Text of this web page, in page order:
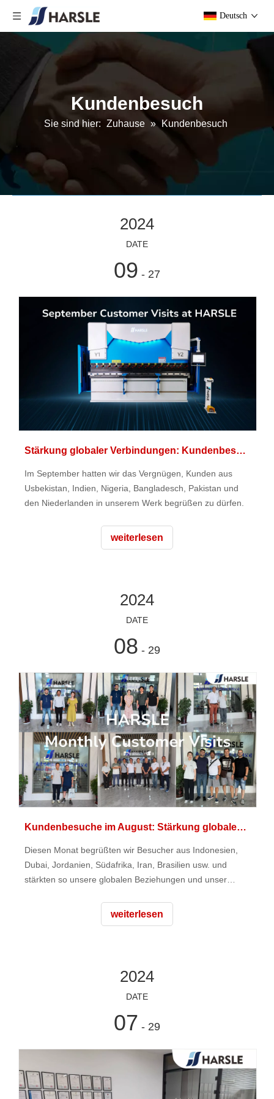
Deutsch
Kundenbesuch
Sie sind hier: Zuhause » Kundenbesuch
2024
DATE
09 - 27
Stärkung globaler Verbindungen: Kundenbesuche im September bei HARSLE
Im September hatten wir das Vergnügen, Kunden aus
Usbekistan, Indien, Nigeria, Bangladesch, Pakistan und
den Niederlanden in unserem Werk begrüßen zu dürfen.
weiterlesen
2024
DATE
08 - 29
Kundenbesuche im August: Stärkung globaler Verbindungen
Diesen Monat begrüßten wir Besucher aus Indonesien,
Dubai, Jordanien, Südafrika, Iran, Brasilien usw. und
stärkten so unsere globalen Beziehungen und unser
weiterlesen
2024
DATE
07 - 29